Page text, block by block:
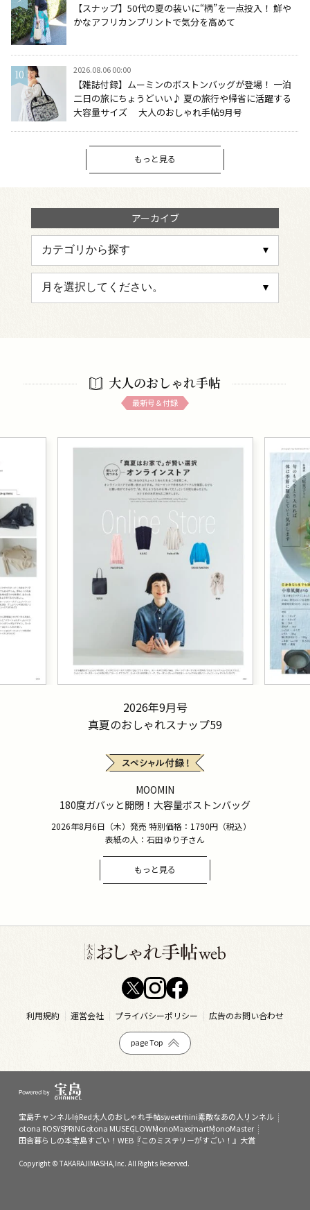
【スナップ】50代の夏の装いに“柄”を一点投入！ 鮮や
かなアフリカンプリントで気分を高めて
2026.08.06 00:00
【雑誌付録】ムーミンのボストンバッグが登場！ 一泊
二日の旅にちょうどいい♪ 夏の旅行や帰省に活躍する
大容量サイズ 大人のおしゃれ手帖9月号
もっと見る
アーカイブ
大人のおしゃれ手帖
最新号＆付録
2026年9月号
真夏のおしゃれスナップ59
MOOMIN
180度ガバッと開閉！大容量ボストンバッグ
2026年8月6日（木）発売 特別価格：1790円（税込）
表紙の人：石田ゆり子さん
もっと見る
利用規約 運営会社 プライバシーポリシー 広告のお問い合わせ
page Top
宝島チャンネルInRed大人のおしゃれ手帖sweetmini素敵なあの人 リンネル
otona ROSYSPRiNGotona MUSEGLOWMonoMaxsmartMonoMaster
田舎暮らしの本宝島すごい！WEB『このミステリーがすごい！』大賞
Copyright © TAKARAJIMASHA,Inc. All Rights Reserved.